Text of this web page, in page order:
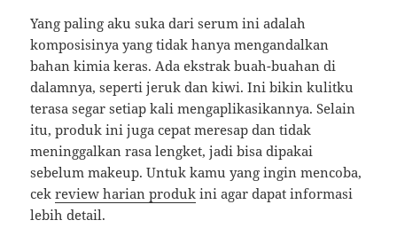
Yang paling aku suka dari serum ini adalah
komposisinya yang tidak hanya mengandalkan
bahan kimia keras. Ada ekstrak buah-buahan di
dalamnya, seperti jeruk dan kiwi. Ini bikin kulitku
terasa segar setiap kali mengaplikasikannya. Selain
itu, produk ini juga cepat meresap dan tidak
meninggalkan rasa lengket, jadi bisa dipakai
sebelum makeup. Untuk kamu yang ingin mencoba,
cekreview harian produk ini agar dapat informasi
lebih detail.